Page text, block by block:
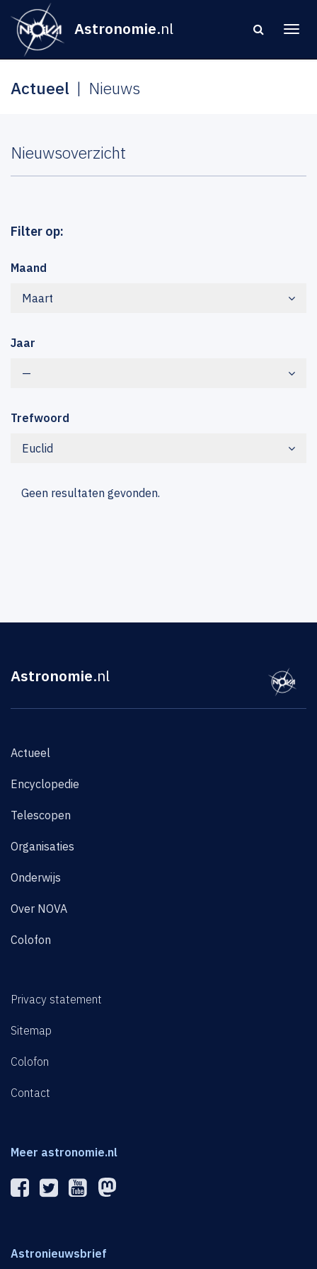
Astronomie.nl
Actueel Nieuws
Nieuwsoverzicht
Filter op:
Maand
Maart
Jaar
—
Trefwoord
Euclid
Geen resultaten gevonden.
Astronomie.nl
Actueel
Encyclopedie
Telescopen
Organisaties
Onderwijs
Over NOVA
Colofon
Privacy statement
Sitemap
Colofon
Contact
Meer astronomie.nl
Astronieuwsbrief